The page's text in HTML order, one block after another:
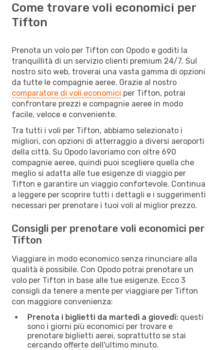
Come trovare voli economici per
Tifton
Prenota un volo per Tifton con Opodo e goditi la
tranquillità di un servizio clienti premium 24/7. Sul
nostro sito web, troverai una vasta gamma di opzioni
da tutte le compagnie aeree. Grazie al nostro
comparatore di voli economici per Tifton, potrai
confrontare prezzi e compagnie aeree in modo
facile, veloce e conveniente.
Tra tutti i voli per Tifton, abbiamo selezionato i
migliori, con opzioni di atterraggio a diversi aeroporti
della città. Su Opodo lavoriamo con oltre 690
compagnie aeree, quindi puoi scegliere quella che
meglio si adatta alle tue esigenze di viaggio per
Tifton e garantire un viaggio confortevole. Continua
a leggere per scoprire tutti i dettagli e i suggerimenti
necessari per prenotare i tuoi voli al miglior prezzo.
Consigli per prenotare voli economici per
Tifton
Viaggiare in modo economico senza rinunciare alla
qualità è possibile. Con Opodo potrai prenotare un
volo per Tifton in base alle tue esigenze. Ecco 3
consigli da tenere a mente per viaggiare per Tifton
con maggiore convenienza:
Prenota i biglietti da martedì a giovedì: questi
sono i giorni più economici per trovare e
prenotare biglietti aerei, soprattutto se stai
cercando offerte dell'ultimo minuto.